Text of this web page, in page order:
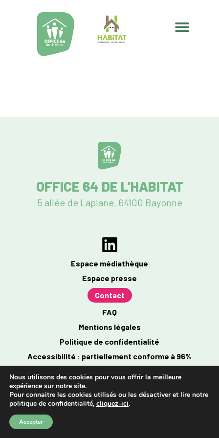
OFFICE 64 DE L’HABITAT
5 allée de Laplane, 64100 Bayonne
Espace médiathèque
Espace presse
Contact
FAQ
Mentions légales
Politique de confidentialité
Accessibilité : partiellement conforme à 96%
Nous utilisons des cookies pour vous offrir la meilleure
expérience sur notre site.
Pour connaitre les cookies utilisés ou les désactiver et lire notre
politique de confidentialité, cliquez-ici.
Accepter